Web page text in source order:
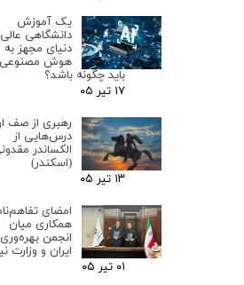
یک آموزش
دانشگاهی
دنیای مجهز به
هوش مصنوعی
باید چگونه باشد؟
۱۷ تیر ۰۵
رهبری از صف
درس‌هایی از
الکساندر
(اسکندر)
۱۳ تیر ۰۵
امضای
همکاری میان
انجمن بهره‌وری
ایران و وزارت
۰۱ تیر ۰۵